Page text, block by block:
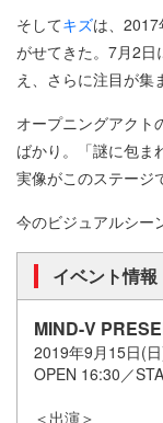
そしてキズは、
がせてきた。7月2日
え、さらに注目が集
オープニングアクト
ばかり。「謎に包ま
実像がこのステージ
今のビジュアルシー
イベント情報
MIND-V
2019年9月15日(
OPEN 16:30／
＜出演＞